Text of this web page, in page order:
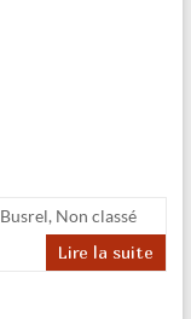
Busrel, Non classé
Lire la suite